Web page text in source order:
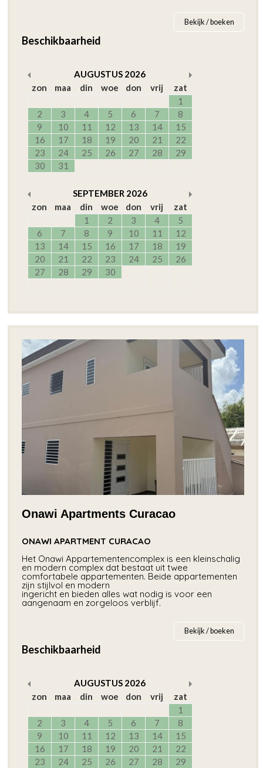
Bekijk / boeken
Beschikbaarheid
AUGUSTUS 2026
zon
maa din woe don vrij
zat
1
2
3 4 5 6 7
8
9
10 11 12 13 14
15
16
17 18 19 20 21
22
23
24 25 26 27 28
29
30
31
SEPTEMBER 2026
zon
maa din woe don vrij
zat
1
2 3 4
5
6
7 8 9 10 11
12
13
14 15 16 17 18
19
20
21 22 23 24 25
26
27
28 29 30
Onawi Apartments Curacao
ONAWI APARTMENT CURACAO
Het Onawi Appartementencomplex is een kleinschalig
en modern complex dat bestaat uit twee
comfortabele appartementen. Beide appartementen
zijn stijlvol en modern
ingericht en bieden alles wat nodig is voor een
aangenaam en zorgeloos verblijf.
Bekijk / boeken
Beschikbaarheid
AUGUSTUS 2026
zon
maa din woe don vrij
zat
1
2
3 4 5 6 7
8
9
10 11 12 13 14
15
16
17 18 19 20 21
22
23
24 25 26 27 28
29